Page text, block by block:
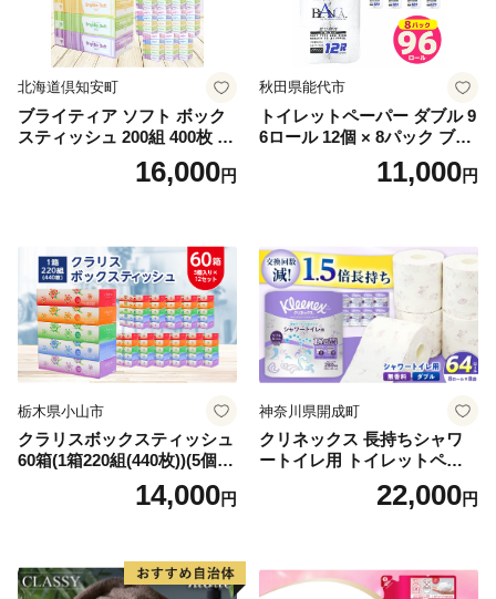
北海道倶知安町
ブライティア ソフト ボック
スティッシュ 200組 400枚 60
箱 日本製 まとめ買い ティッ
シュ リサイクル 長持 防災 常
倶知安町 日用品
16,000円
秋田県能代市
トイレットペーパー ダブル 9
6ロール 12個 × 8パック ブラ
ンカ 再生紙 100％ 芯あり 日
用品 消耗品 無香料 生活用品
11,000円
栃木県小山市
クラリスボックスティッシュ
60箱(1箱220組(440枚))(5個入
り×12セット)【1256759】
14,000円
神奈川県開成町
クリネックス 長持ちシャワ
ートイレ用 トイレットペー
パー（ダブル）64ロール(8ロ
ール×8パック) 開成町 トイレ
蓄 防災 エコ 消耗品 生活雑貨
生活用品 無香料 トイレット
22,000円